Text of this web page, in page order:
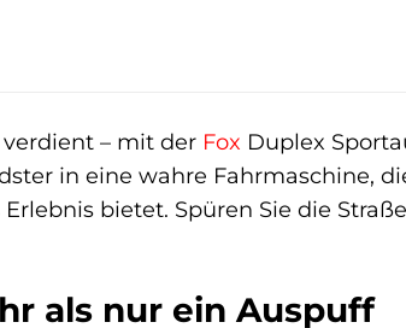
verdient – mit der Fox Duplex
in eine wahre Fahrmaschine,
bietet. Spüren Sie die
als nur ein Auspuff